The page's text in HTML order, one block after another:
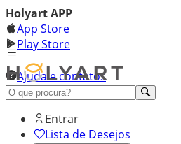
Holyart APP
App Store
Play Store
Ajuda e contatos
Conheça premium
Entrar
Lista de Desejos